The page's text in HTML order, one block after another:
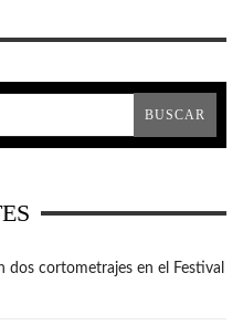
cortometrajes en el Festival